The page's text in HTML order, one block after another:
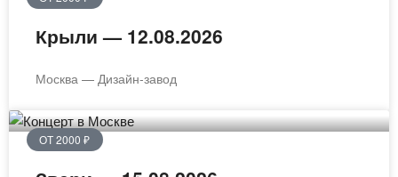
Крыли — 12.08.2026
Москва — Дизайн-завод
ОТ 2000 ₽